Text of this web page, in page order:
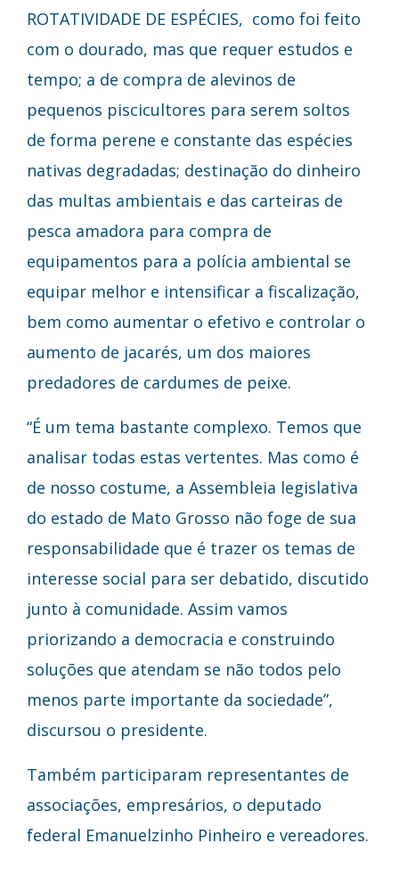
ROTATIVIDADE DE ESPÉCIES, como foi feito
com o dourado, mas que requer estudos e
tempo; a de compra de alevinos de
pequenos piscicultores para serem soltos
de forma perene e constante das espécies
nativas degradadas; destinação do dinheiro
das multas ambientais e das carteiras de
pesca amadora para compra de
equipamentos para a polícia ambiental se
equipar melhor e intensificar a fiscalização,
bem como aumentar o efetivo e controlar o
aumento de jacarés, um dos maiores
predadores de cardumes de peixe.
“É um tema bastante complexo. Temos que
analisar todas estas vertentes. Mas como é
de nosso costume, a Assembleia legislativa
do estado de Mato Grosso não foge de sua
responsabilidade que é trazer os temas de
interesse social para ser debatido, discutido
junto à comunidade. Assim vamos
priorizando a democracia e construindo
soluções que atendam se não todos pelo
menos parte importante da sociedade”,
discursou o presidente.
Também participaram representantes de
associações, empresários, o deputado
federal Emanuelzinho Pinheiro e vereadores.